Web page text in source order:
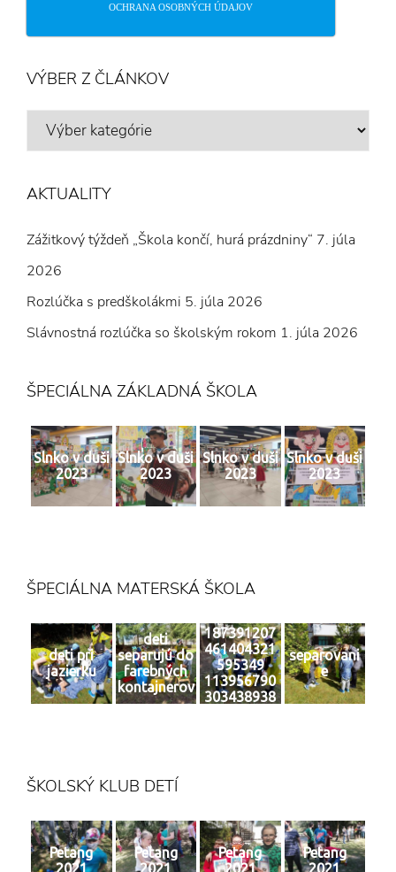
OCHRANA OSOBNÝCH ÚDAJOV
VÝBER Z ČLÁNKOV
VÝBER
AKTUALITY
Zážitkový týždeň „Škola končí, hurá prázdniny“ 7. júla
2026
Rozlúčka s predškolákmi 5. júla 2026
Slávnostná rozlúčka so školským rokom 1. júla 2026
ŠPECIÁLNA ZÁKLADNÁ ŠKOLA
Slnko v duši
2023
Slnko v duši
2023
Slnko v duši
2023
Slnko v duši
2023
ŠPECIÁLNA MATERSKÁ ŠKOLA
deti pri
jazierku
deti
separujú do
farebných
kontajnerov
187391207
461404321
595349
113956790
303438938
separovani
e
ŠKOLSKÝ KLUB DETÍ
Petang
2021
Petang
2021
Petang
2021
Petang
2021